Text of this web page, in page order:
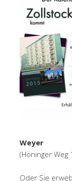
Weyer
(Höninger
Oder Sie